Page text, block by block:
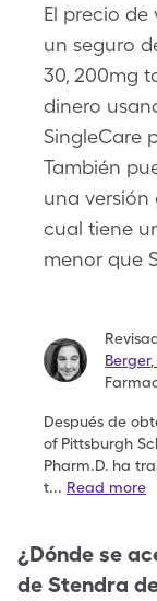
El precio
un seguro
30, 200mg
dinero
SingleCare
También
una versión
cual tiene
menor que
Berger,
Después de
of Pittsburgh
Pharm.D. ha
t... Read more
¿Dónde se
de Stendra